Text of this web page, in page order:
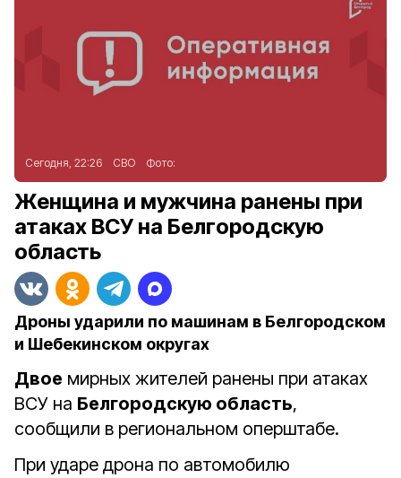
Сегодня, 22:26 СВО Фото:
Женщина и мужчина ранены при
атаках ВСУ на Белгородскую
область
Дроны ударили по машинам в Белгородском
и Шебекинском округах
Двое мирных жителей ранены при атаках
ВСУ на Белгородскую область,
сообщили в региональном оперштабе.
При ударе дрона по автомобилю